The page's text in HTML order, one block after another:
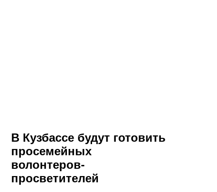
В Кузбассе будут готовить
просемейных
волонтеров-
просветителей